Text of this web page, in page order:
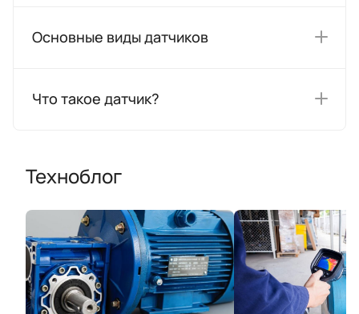
Основные виды датчиков
Что такое датчик?
Техноблог